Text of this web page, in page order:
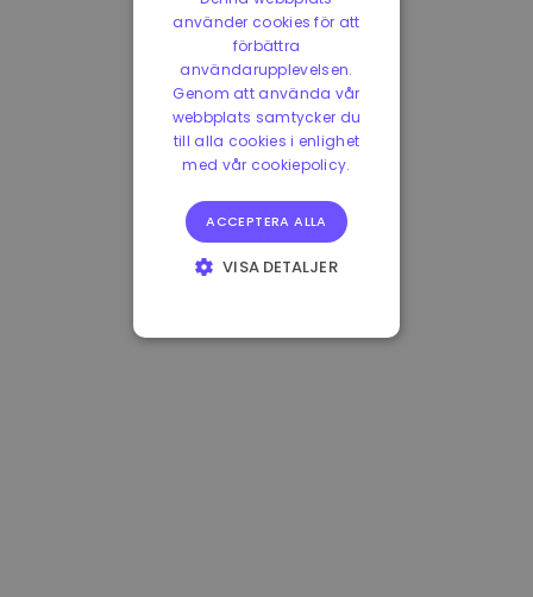
använder cookies för att
förbättra
användarupplevelsen.
Genom att använda vår
webbplats samtycker du
till alla cookies i enlighet
med vår cookiepolicy.
ACCEPTERA ALLA
VISA DETALJER